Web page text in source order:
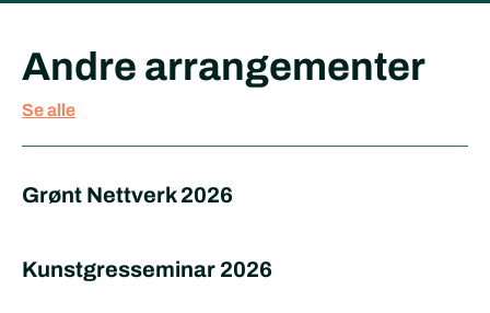
Andre arrangementer
Se alle
Grønt Nettverk 2026
Kunstgresseminar 2026